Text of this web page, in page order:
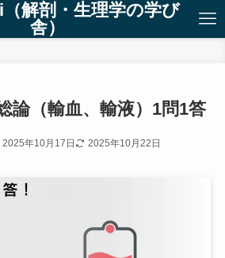
解剖・生理学の学び
舎）
論（輸血、輸液）1問1答
2025年10月17日 2025年10月22日